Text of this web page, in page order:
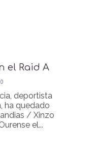
el Raid A
CEI***
0
deportista
ha quedado
/ Xinzo
el...